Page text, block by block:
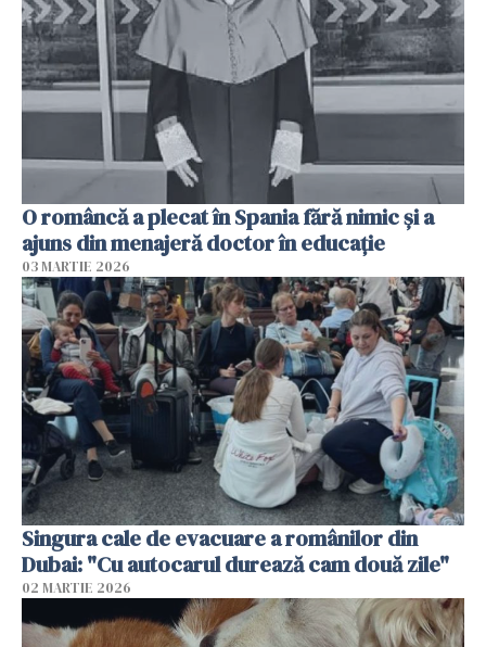
O româncă a plecat în Spania fără nimic și a
ajuns din menajeră doctor în educație
03 MARTIE 2026
Singura cale de evacuare a românilor din
Dubai: "Cu autocarul durează cam două zile"
02 MARTIE 2026